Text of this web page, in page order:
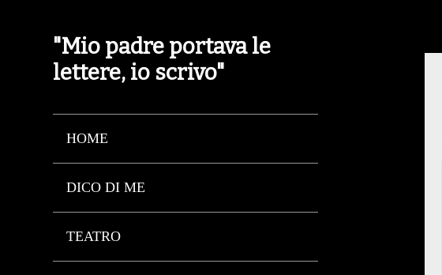
"Mio padre portava le
lettere, io scrivo"
HOME
DICO DI ME
TEATRO